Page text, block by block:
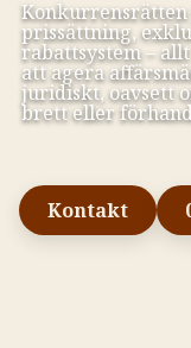
Konkurrensrätten
prissättning,
rabattsystem –
att agera
juridiskt, oavsett
brett eller
Kontakt